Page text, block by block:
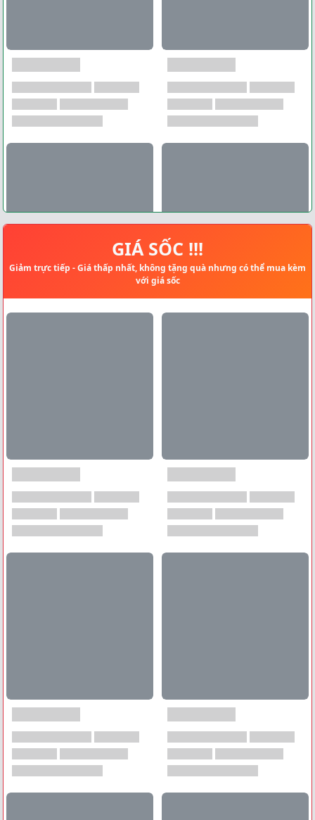
GIÁ SỐC !!!
Giảm trực tiếp - Giá thấp nhất, không tặng quà nhưng có thể mua kèm
với giá sốc